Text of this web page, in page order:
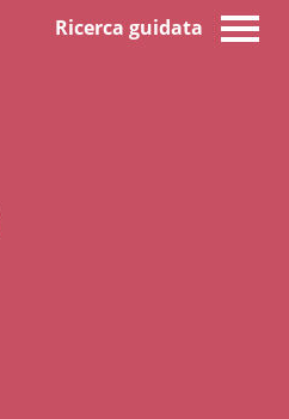
Ricerca guidata